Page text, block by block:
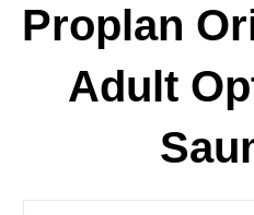
Proplan
Adult